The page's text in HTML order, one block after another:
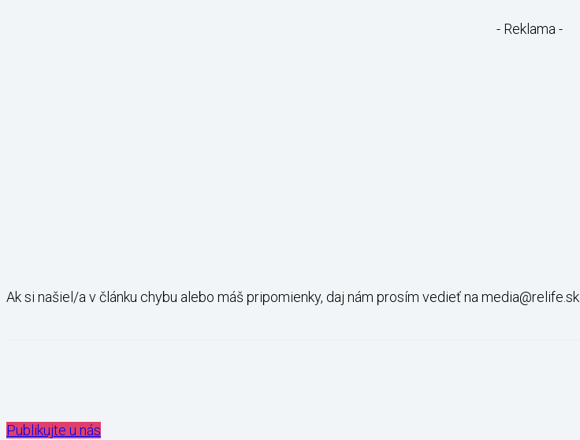
- Reklama -
Ak si našiel/a v článku chybu alebo máš pripomienky, daj nám prosím vedieť na media@relife.sk
Publikujte u nás